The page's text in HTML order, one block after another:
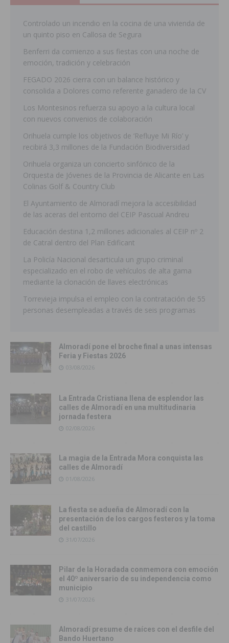
Controlado un incendio en la cocina de una vivienda de
un quinto piso en Callosa de Segura
Benferri da comienzo a sus fiestas con una noche de
emoción, tradición y celebración
FEGADO 2026 cierra con un balance histórico y
consolida a Dolores como referente ganadero de la CV
Los Montesinos refuerza su apoyo a la cultura local
con nuevos convenios de colaboración
Orihuela cumple los objetivos de ‘Refluye Mi Río’ y
recibirá 3,3 millones de la Fundación Biodiversidad
Orihuela organiza un concierto sinfónico de la
Orquesta de Jóvenes de la Provincia de Alicante en Las
Colinas Golf & Country Club
El Ayuntamiento de Almoradí mejora la accesibilidad
de las aceras del entorno del CEIP Pascual Andreu
Educación destina 1,2 millones adicionales al CEIP nº 2
de Catral dentro del Plan Edificant
La Policía Nacional desarticula un grupo criminal
especializado en el robo de vehículos de alta gama
mediante la clonación de llaves electrónicas
Torrevieja impulsa el empleo con la contratación de 55
personas desempleadas a través de seis programas
Almoradí pone el broche final a unas intensas
Feria y Fiestas 2026
03/08/2026
La Entrada Cristiana llena de esplendor las
calles de Almoradí en una multitudinaria
jornada festera
02/08/2026
La magia de la Entrada Mora conquista las
calles de Almoradí
01/08/2026
La fiesta se adueña de Almoradí con la
presentación de los cargos festeros y la toma
del castillo
31/07/2026
Pilar de la Horadada conmemora con emoción
el 40º aniversario de su independencia como
municipio
31/07/2026
Almoradí presume de raíces con el desfile del
Bando Huertano